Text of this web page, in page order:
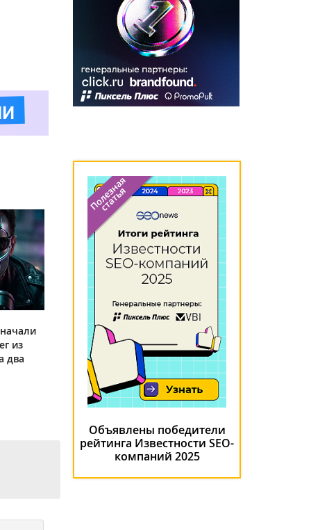
из
два
Объявлены победители
рейтинга Известности SEO-
компаний 2025